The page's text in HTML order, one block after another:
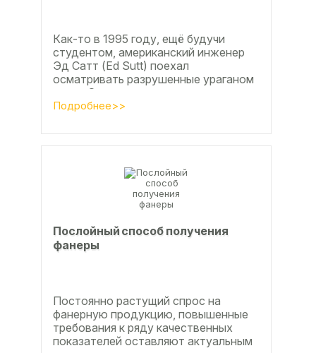
Как-то в 1995 году, ещё будучи
студентом, американский инженер
Эд Сатт (Ed Sutt) поехал
осматривать разрушенные ураганом
дома. Он удивился, что ударов
стихии в большинстве случаев не...
Подробнее>>
Послойный способ получения
фанеры
Постоянно растущий спрос на
фанерную продукцию, повышенные
требования к ряду качественных
показателей оставляют актуальным